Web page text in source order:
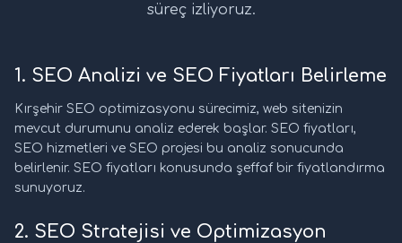
süreç izliyoruz.
1. SEO Analizi ve SEO Fiyatları Belirleme
Kırşehir SEO optimizasyonu sürecimiz, web sitenizin
mevcut durumunu analiz ederek başlar. SEO fiyatları,
SEO hizmetleri ve SEO projesi bu analiz sonucunda
belirlenir. SEO fiyatları konusunda şeffaf bir fiyatlandırma
sunuyoruz.
2. SEO Stratejisi ve Optimizasyon